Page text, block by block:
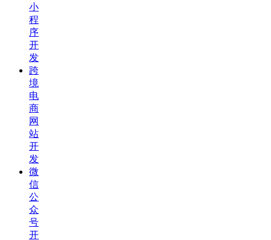
小
程
序
开
发
跨
境
电
商
网
站
开
发
微
信
公
众
号
开